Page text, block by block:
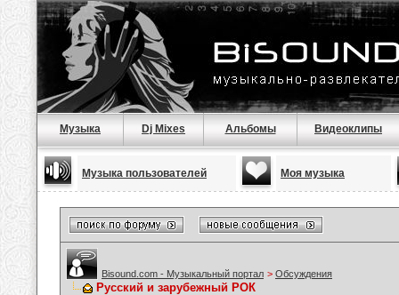
Музыка Dj Mixes Альбомы Видеоклипы
Музыка пользователей Моя музыка
Bisound.com - Музыкальный портал > Обсуждения
Русский и зарубежный РОК